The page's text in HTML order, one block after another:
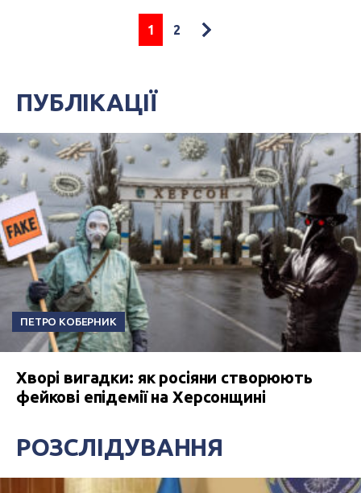
1 2
ПУБЛІКАЦІЇ
ПЕТРО КОБЕРНИК
Хворі вигадки: як росіяни створюють
фейкові епідемії на Херсонщині
РОЗСЛІДУВАННЯ